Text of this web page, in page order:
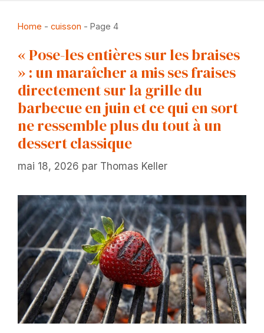
Home - cuisson - Page 4
« Pose-les entières sur les braises
» : un maraîcher a mis ses fraises
directement sur la grille du
barbecue en juin et ce qui en sort
ne ressemble plus du tout à un
dessert classique
mai 18, 2026 par Thomas Keller